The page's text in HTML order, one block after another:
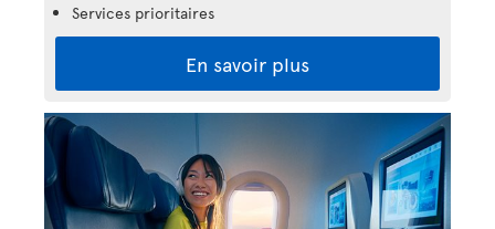
Services prioritaires
En savoir plus